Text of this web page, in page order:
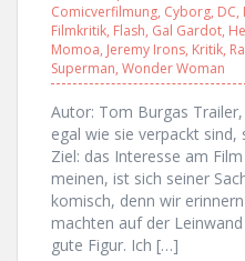
Comicverfilmung, Cyborg, DC,
Filmkritik, Flash, Gal Gardot,
Momoa, Jeremy Irons, Kritik,
Superman, Wonder Woman
Autor: Tom Burgas
egal wie sie verpackt
Ziel: das Interesse am
meinen, ist sich seiner
komisch, denn wir
machten auf der
gute Figur. Ich […]